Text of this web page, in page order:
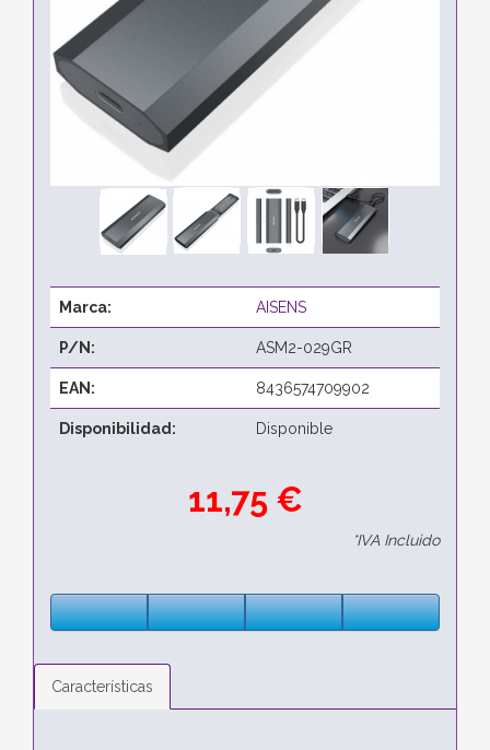
Marca: AISENS
P/N: ASM2-029GR
EAN: 8436574709902
Disponibilidad: Disponible
11,75 €
*IVA Incluido
Características